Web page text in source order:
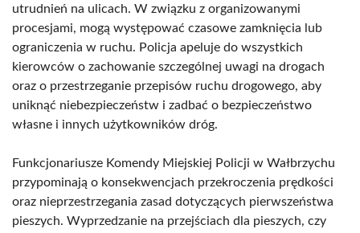
utrudnień na ulicach. W związku z organizowanymi
procesjami, mogą występować czasowe zamknięcia lub
ograniczenia w ruchu. Policja apeluje do wszystkich
kierowców o zachowanie szczególnej uwagi na drogach
oraz o przestrzeganie przepisów ruchu drogowego, aby
uniknąć niebezpieczeństw i zadbać o bezpieczeństwo
własne i innych użytkowników dróg.
Funkcjonariusze Komendy Miejskiej Policji w Wałbrzychu
przypominają o konsekwencjach przekroczenia prędkości
oraz nieprzestrzegania zasad dotyczących pierwszeństwa
pieszych. Wyprzedzanie na przejściach dla pieszych, czy